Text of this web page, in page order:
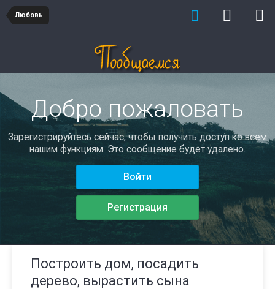
Любовь
Добро пожаловать
Зарегистрируйтесь сейчас, чтобы получить доступ ко всем
нашим функциям. Это сообщение будет удалено.
Войти
Регистрация
Построить дом, посадить
дерево, вырастить сына